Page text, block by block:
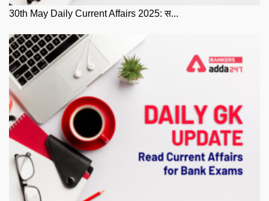
30th May Daily Current Affairs 2025: स...